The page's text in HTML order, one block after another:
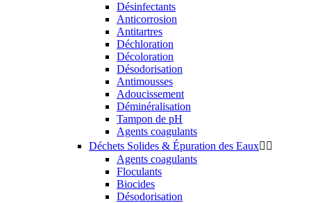
Désinfectants
Anticorrosion
Antitartres
Déchloration
Décoloration
Désodorisation
Antimousses
Adoucissement
Déminéralisation
Tampon de pH
Agents coagulants
Déchets Solides & Épuration des Eaux 
Agents coagulants
Floculants
Biocides
Désodorisation